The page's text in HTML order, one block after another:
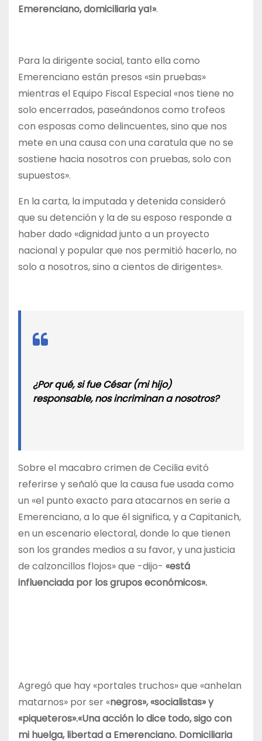
Emerenciano, domiciliaria ya!».
Para la dirigente social, tanto ella como
Emerenciano están presos «sin pruebas»
mientras el Equipo Fiscal Especial «nos tiene no
solo encerrados, paseándonos como trofeos
con esposas como delincuentes, sino que nos
mete en una causa con una caratula que no se
sostiene hacia nosotros con pruebas, solo con
supuestos».
En la carta, la imputada y detenida consideró
que su detención y la de su esposo responde a
haber dado «dignidad junto a un proyecto
nacional y popular que nos permitió hacerlo, no
solo a nosotros, sino a cientos de dirigentes».
¿Por qué, si fue César (mi hijo)
responsable, nos incriminan a nosotros?
Sobre el macabro crimen de Cecilia evitó
referirse y señaló que la causa fue usada como
un «el punto exacto para atacarnos en serie a
Emerenciano, a lo que él significa, y a Capitanich,
en un escenario electoral, donde lo que tienen
son los grandes medios a su favor, y una justicia
de calzoncillos flojos» que -dijo- «está
influenciada por los grupos económicos».
Agregó que hay «portales truchos» que «anhelan
matarnos» por ser «negros», «socialistas» y
«piqueteros».«Una acción lo dice todo, sigo con
mi huelga, libertad a Emerenciano. Domiciliaria